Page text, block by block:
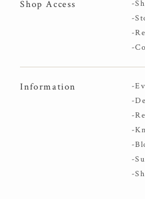
Shop Access
-
-
-
-
Information
-
-
-
-
-
-
-